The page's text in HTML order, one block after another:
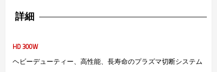
詳細
HD 300W
ヘビーデューティー、高性能、長寿命のプラズマ切断システム